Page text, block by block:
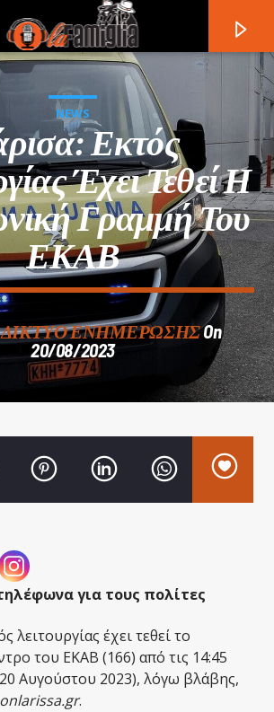
NEWS
Εκτός
Έχει Τεθεί Η
Γραμμή Του
ΕΚΑΒ
ΔΙΚΤΥΟ ΕΝΗΜΕΡΩΣΗΣOn
20/08/2023
για τους πολίτες
λειτουργίας έχει τεθεί το
του ΕΚΑΒ (166) από τις 14:45
Αυγούστου 2023), λόγω βλάβης,
onlarissa.gr.